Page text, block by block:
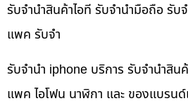
รับจำนำสินค้าไอที รับจำนำมือถือ รับ
แพค รับจำ
รับจำนำ iphone บริการ รับจำนำสิน
แพค ไอโฟน นาฬิกา และ ของแบรน